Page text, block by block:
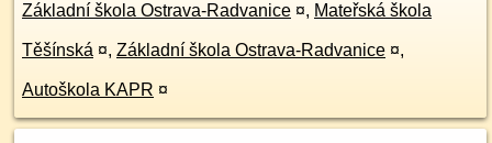
Základní škola Ostrava-Radvanice ¤, Mateřská škola
Těšínská ¤, Základní škola Ostrava-Radvanice ¤,
Autoškola KAPR ¤